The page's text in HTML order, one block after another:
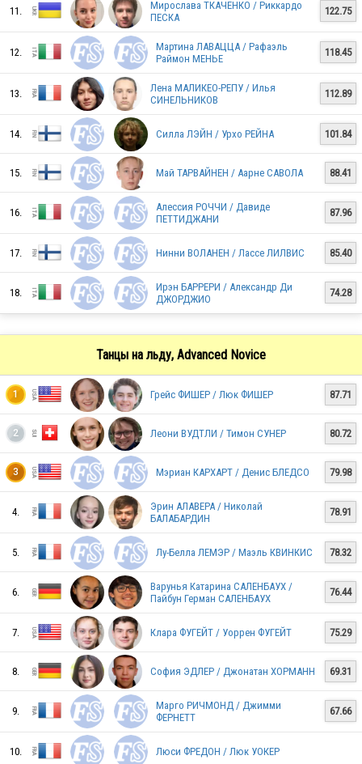
MEX
POL
CZE
UKR
BRA
SWE
FRA
USA
BEL
11.
Мирослава ТКАЧЕНКО / Риккардо
ПЕСКА
122.75
12.
Мартина ЛАВАЦЦА / Рафаэль
Раймон МЕНЬЕ
118.45
13.
Лена МАЛИКЕО-РЕПУ / Илья
СИНЕЛЬНИКОВ
112.89
14. Силла ЛЭЙН / Урхо РЕЙНА 101.84
15. Май ТАРВАЙНЕН / Аарне САВОЛА 88.41
16.
Алессия РОЧЧИ / Давиде
ПЕТТИДЖАНИ
87.96
17. Нинни ВОЛАНЕН / Лассе ЛИЛВИС 85.40
18.
Ирэн БАРРЕРИ / Александр Ди
ДЖОРДЖИО
74.28
Танцы на льду, Advanced Novice
1 Грейс ФИШЕР / Люк ФИШЕР 87.71
2 Леони ВУДТЛИ / Тимон СУНЕР 80.72
3 Мэриан КАРХАРТ / Денис БЛЕДСО 79.98
4.
Эрин АЛАВЕРА / Николай
БАЛАБАРДИН
78.91
5. Лу-Белла ЛЕМЭР / Маэль КВИНКИС 78.32
6.
Варунья Катарина САЛЕНБАУХ /
Пайбун Герман САЛЕНБАУХ
76.44
7. Клара ФУГЕЙТ / Уоррен ФУГЕЙТ 75.29
8. София ЭДЛЕР / Джонатан ХОРМАНН 69.31
9.
Марго РИЧМОНД / Джимми
ФЕРНЕТТ
67.66
10. Люси ФРЕДОН / Люк УОКЕР